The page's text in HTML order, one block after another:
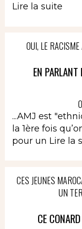
Lire la suite
OUI, LE
EN
...AMJ est
la 1ère fois
pour un Lire la
CES JEUNES
UN
CE